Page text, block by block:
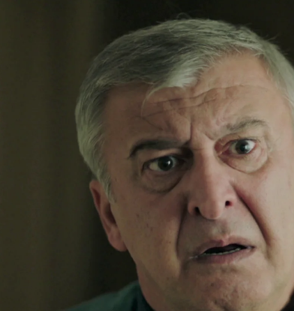
mentira de Osman para evitar que Ceylin
20 de agosto de 2023, 23:18